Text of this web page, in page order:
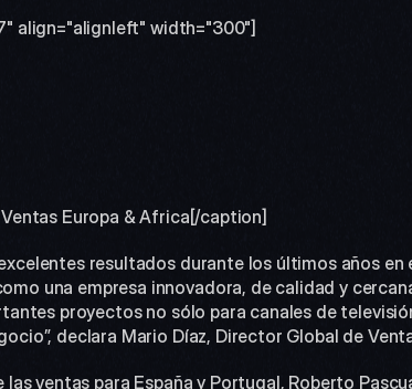
align="alignleft" width="300"]
Europa & Africa[/caption]
resultados durante los últimos años en
una empresa innovadora, de calidad y
proyectos no sólo para canales de
declara Mario Díaz, Director Global de